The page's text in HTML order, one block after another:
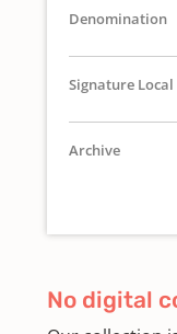
Denomination
Signature Local
Archive
No digital